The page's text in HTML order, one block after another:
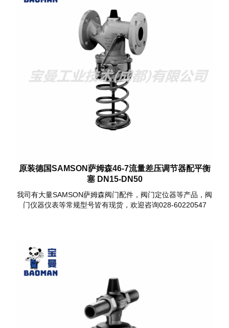
原装德国SAMSON萨姆森46-7流量差压调节器配平衡
塞 DN15-DN50
我司有大量SAMSON萨姆森阀门配件，阀门定位器等产品，阀
门仪器仪表等常规型号皆有现货，欢迎咨询028-60220547